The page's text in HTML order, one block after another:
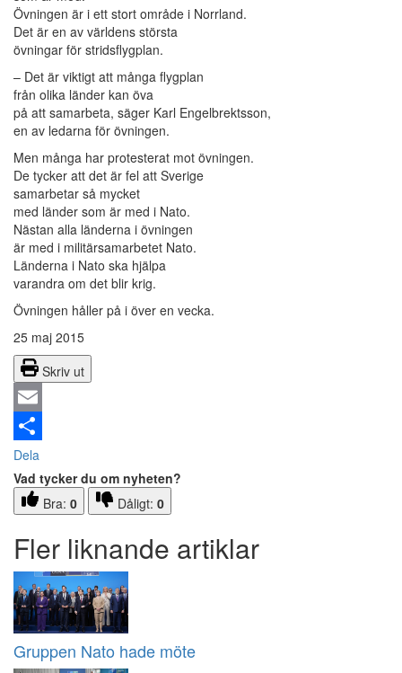
Övningen är i ett stort område i Norrland.
Det är en av världens största
övningar för stridsflygplan.
– Det är viktigt att många flygplan
från olika länder kan öva
på att samarbeta, säger Karl Engelbrektsson,
en av ledarna för övningen.
Men många har protesterat mot övningen.
De tycker att det är fel att Sverige
samarbetar så mycket
med länder som är med i Nato.
Nästan alla länderna i övningen
är med i militärsamarbetet Nato.
Länderna i Nato ska hjälpa
varandra om det blir krig.
Övningen håller på i över en vecka.
25 maj 2015
Skriv ut
Email
Dela
Vad tycker du om nyheten?
Bra: 0 Dåligt: 0
Fler liknande artiklar
Gruppen Nato hade möte